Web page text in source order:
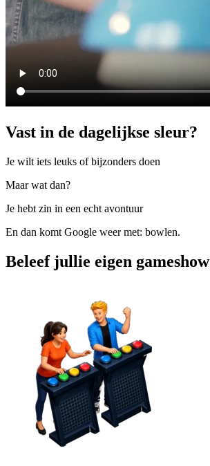
Vast in de dagelijkse sleur?
Je wilt iets leuks of bijzonders doen
Maar wat dan?
Je hebt zin in een echt avontuur
En dan komt Google weer met: bowlen.
Beleef jullie eigen gameshow